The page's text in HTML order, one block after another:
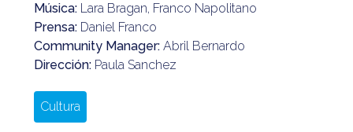
Música: Lara Bragan, Franco Napolitano
Prensa: Daniel Franco
Community Manager:Abril Bernardo
Dirección: Paula Sanchez
Cultura